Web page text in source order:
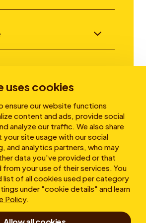
uses cookies
ensure our website functions
content and ads, provide social
analyze our traffic. We also share
site usage with our social
and analytics partners, who may
data you've provided or that
your use of their services. You
list of all cookies used per category
under "cookie details" and learn
Policy.